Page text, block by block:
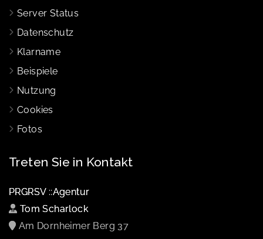
Server Status
Datenschutz
Klarname
Beispiele
Nutzung
Cookies
Fotos
Treten Sie in Kontakt
PRGRSV ::Agentur
Tom Scharlock
Am Dornheimer Berg 37